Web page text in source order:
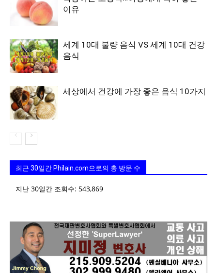
이유
세계 10대 불량 음식 VS 세계 10대 건강
음식
세상에서 건강에 가장 좋은 음식 10가지
최근 30일간 Philain.com으로의 총 방문 수
지난 30일간 조회수: 543,869